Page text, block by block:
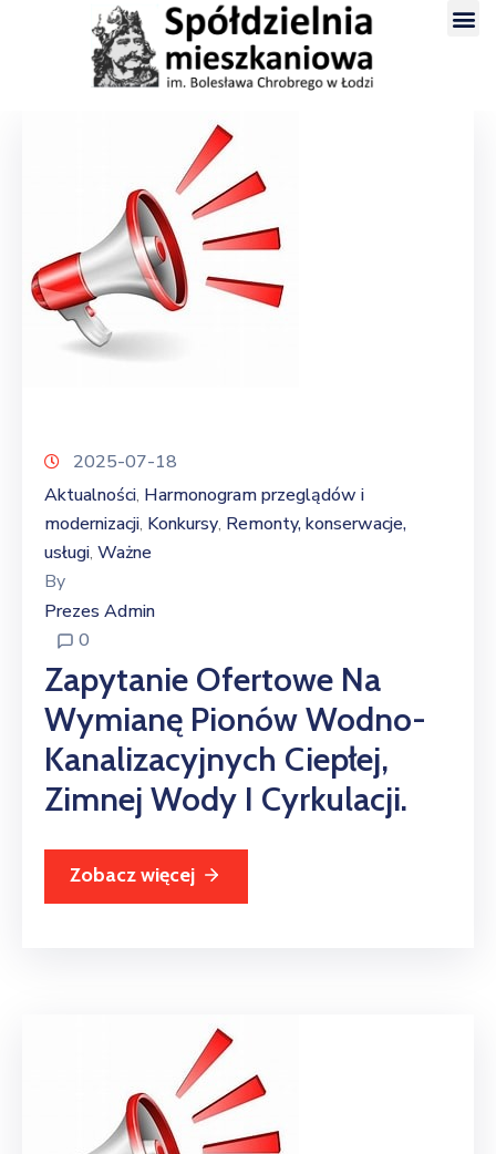
2025-07-18
Aktualności‚ Harmonogram przeglądów i
modernizacji‚ Konkursy‚ Remonty, konserwacje,
usługi‚ Ważne
By
Prezes Admin
0
Zapytanie Ofertowe Na
Wymianę Pionów Wodno-
Kanalizacyjnych Ciepłej,
Zimnej Wody I Cyrkulacji.
Zobacz więcej